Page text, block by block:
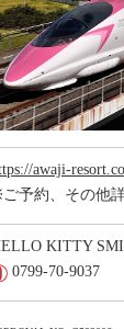
awaji-
予約、その他
KITTY
0799-70-9037